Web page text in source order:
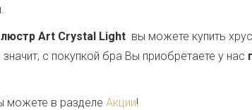
Art Crystal Light вы можете купить
с покупкой бра Вы приобретаете у нас
можете в разделе Акции!